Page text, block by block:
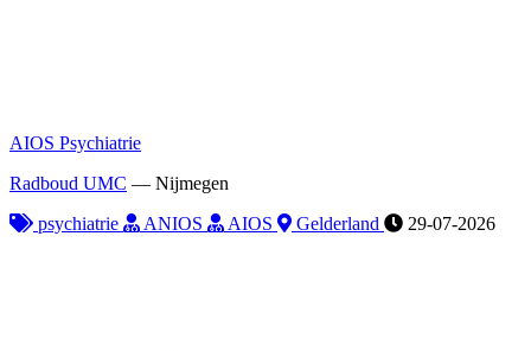
AIOS Psychiatrie
Radboud UMC — Nijmegen
psychiatrie
ANIOS AIOS Gelderland 29-07-2026